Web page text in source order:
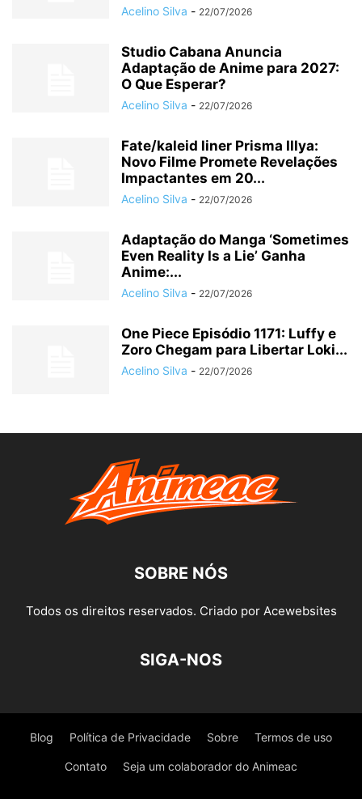
Acelino Silva - 22/07/2026
Studio Cabana Anuncia
Adaptação de Anime para 2027:
O Que Esperar?
Acelino Silva - 22/07/2026
Fate/kaleid liner Prisma Illya:
Novo Filme Promete Revelações
Impactantes em 20...
Acelino Silva - 22/07/2026
Adaptação do Manga ‘Sometimes
Even Reality Is a Lie’ Ganha
Anime:...
Acelino Silva - 22/07/2026
One Piece Episódio 1171: Luffy e
Zoro Chegam para Libertar Loki...
Acelino Silva - 22/07/2026
SOBRE NÓS
Todos os direitos reservados. Criado por Acewebsites
SIGA-NOS
Blog Política de Privacidade Sobre Termos de uso
Contato Seja um colaborador do Animeac